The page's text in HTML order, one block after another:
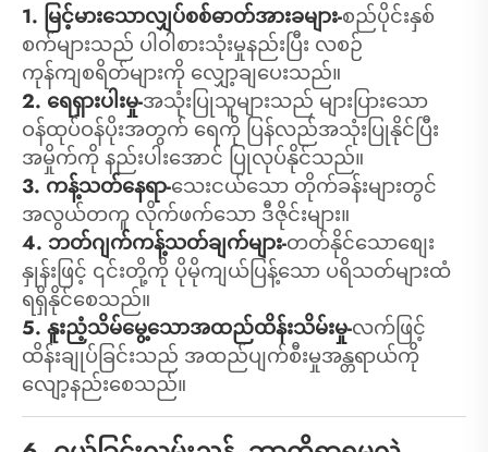
1. မြင့်မားသောလျှပ်စစ်ဓာတ်အားခများ-စည်ပိုင်းနှစ်
စက်များသည် ပါဝါစားသုံးမှုနည်းပြီး လစဉ်
ကုန်ကျစရိတ်များကို လျှော့ချပေးသည်။
2. ရေရှားပါးမှု-အသုံးပြုသူများသည် များပြားသော
ဝန်ထုပ်ဝန်ပိုးအတွက် ရေကို ပြန်လည်အသုံးပြုနိုင်ပြီး
အမှိုက်ကို နည်းပါးအောင် ပြုလုပ်နိုင်သည်။
3. ကန့်သတ်နေရာ-သေးငယ်သော တိုက်ခန်းများတွင်
အလွယ်တကူ လိုက်ဖက်သော ဒီဇိုင်းများ။
4. ဘတ်ဂျက်ကန့်သတ်ချက်များ-တတ်နိုင်သောစျေး
နှုန်းဖြင့် ၎င်းတို့ကို ပိုမိုကျယ်ပြန့်သော ပရိသတ်များထံ
ရရှိနိုင်စေသည်။
5. နူးညံ့သိမ်မွေ့သောအထည်ထိန်းသိမ်းမှု-လက်ဖြင့်
ထိန်းချုပ်ခြင်းသည် အထည်ပျက်စီးမှုအန္တရာယ်ကို
လျော့နည်းစေသည်။